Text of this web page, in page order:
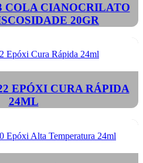
COLA CIANOCRILATO
20GR
EPÓXI CURA RÁPIDA
24ML